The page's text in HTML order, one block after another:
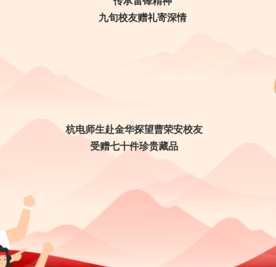
杭电师生赴金华探望曹荣安校友
受赠七十件珍贵藏品
九旬校友赠礼寄深情